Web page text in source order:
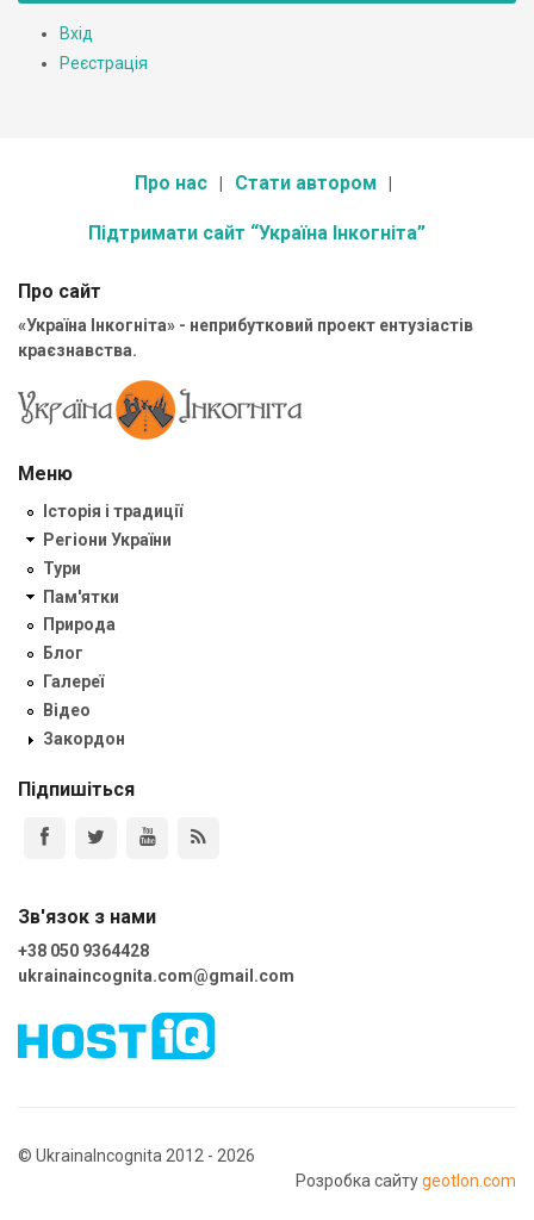
Вхід
Реєстрація
Про нас Стати автором
Підтримати сайт “Україна Інкогніта”
Про сайт
«Україна Інкогніта» - неприбутковий проект ентузіастів
краєзнавства.
Меню
Історія і традиції
Регіони України
Тури
Пам'ятки
Природа
Блог
Галереї
Відео
Закордон
Підпишіться
Зв'язок з нами
+38 050 9364428
ukrainaincognita.com@gmail.com
© UkrainaIncognita 2012 - 2026
Розробка сайтуgeotlon.com